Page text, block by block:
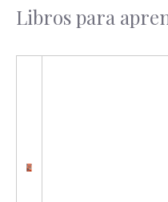
Libros para